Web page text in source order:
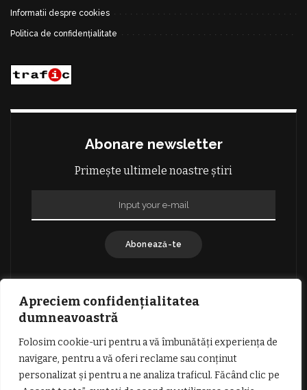
Apreciem confidențialitatea
dumneavoastră
Folosim cookie-uri pentru a vă îmbunătăți experiența de
navigare, pentru a vă oferi reclame sau conținut
personalizat și pentru a ne analiza traficul. Făcând clic pe
Informatii despre cookies
Politica de confidențialitate
Abonare newsletter
Primește ultimele noastre știri
Abonează-te
TERMENI SI CONDITII DE UTILIZARE
INFORMATII DESPRE COOKIES
DESPRE NOI